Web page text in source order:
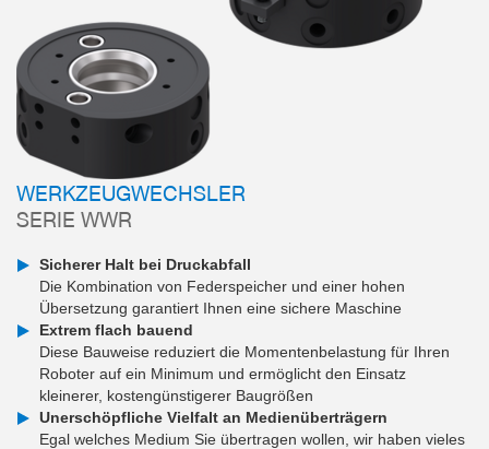
WERKZEUGWECHSLER
SERIE WWR
Sicherer Halt bei Druckabfall
Die Kombination von Federspeicher und einer hohen
Übersetzung garantiert Ihnen eine sichere Maschine
Extrem flach bauend
Diese Bauweise reduziert die Momentenbelastung für Ihren
Roboter auf ein Minimum und ermöglicht den Einsatz
kleinerer, kostengünstigerer Baugrößen
Unerschöpfliche Vielfalt an Medienüberträgern
Egal welches Medium Sie übertragen wollen, wir haben vieles